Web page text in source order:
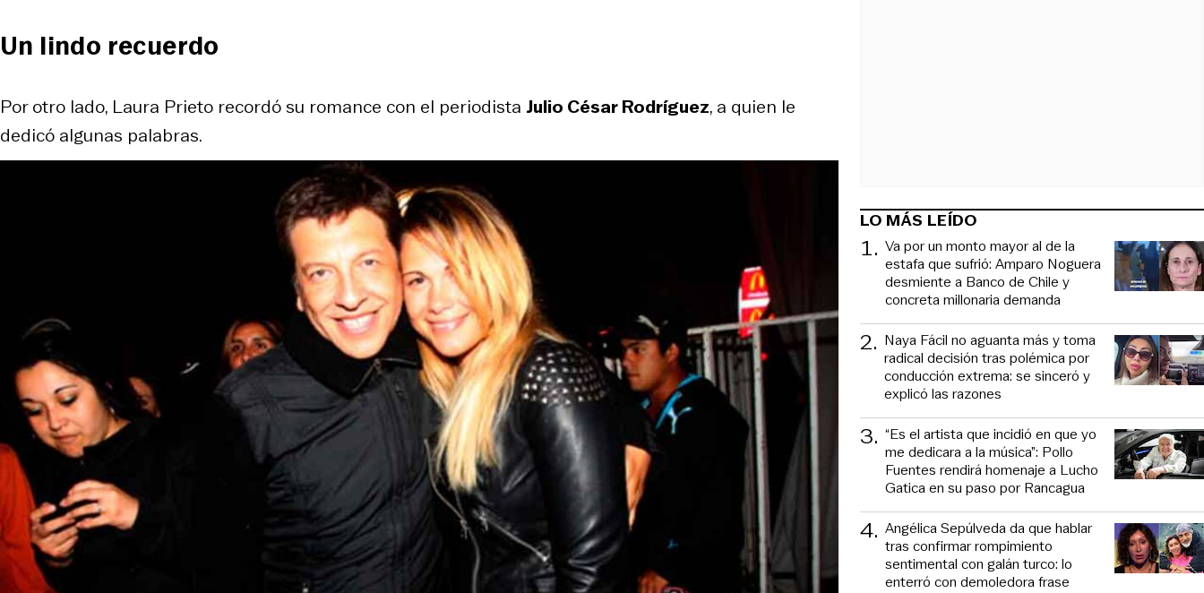
Un lindo recuerdo
Por otro lado, Laura Prieto recordó su romance con el periodista Julio César Rodríguez, a quien le
dedicó algunas palabras.
LO MÁS LEÍDO
1. Va por un monto mayor al de la
estafa que sufrió: Amparo Noguera
desmiente a Banco de Chile y
concreta millonaria demanda
2. Naya Fácil no aguanta más y toma
radical decisión tras polémica por
conducción extrema: se sinceró y
explicó las razones
3. “Es el artista que incidió en que yo
me dedicara a la música”: Pollo
Fuentes rendirá homenaje a Lucho
Gatica en su paso por Rancagua
4. Angélica Sepúlveda da que hablar
tras confirmar rompimiento
sentimental con galán turco: lo
enterró con demoledora frase